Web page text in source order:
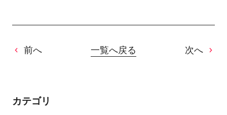
前へ 一覧へ戻る 次へ
カテゴリ